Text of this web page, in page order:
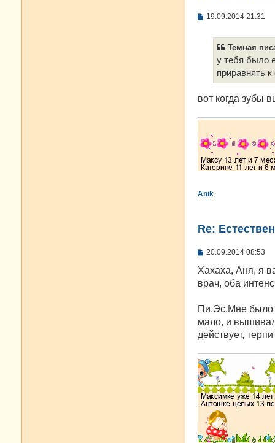
С19.09.2014 21:31
Темная
у тебя было
приравнять к
вот когда зубы
Anik
Re:
С
о
щ
н
и
е
20.09.2014 08:53
Хахаха, Аня, я
врач, оба
Пи.Эс.Мне было
мало, и
действует,